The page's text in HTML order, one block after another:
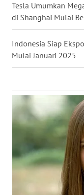
Tesla Umumkan
di Shanghai Mulai
Indonesia Siap
Mulai Januari 2025
WN
BALI
WN
KALBAR
KALTENG
WN
KALTARA
WN
KALSEL